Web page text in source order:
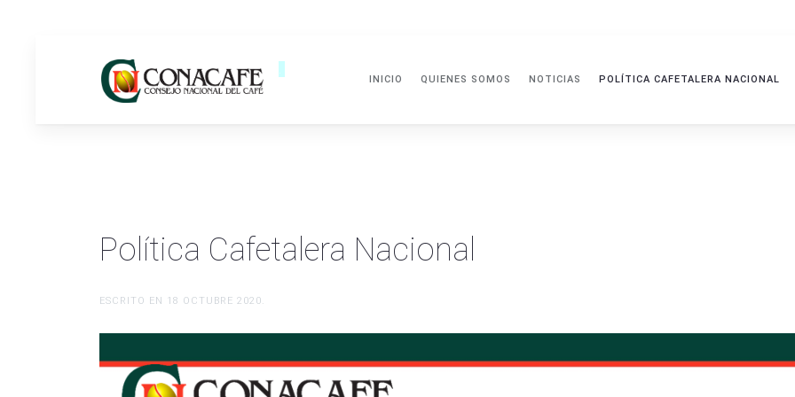
.
INICIO QUIENES SOMOS NOTICIAS POLÍTICA CAFETALERA NACIONAL
Política Cafetalera Nacional
ESCRITO EN 18 OCTUBRE 2020.